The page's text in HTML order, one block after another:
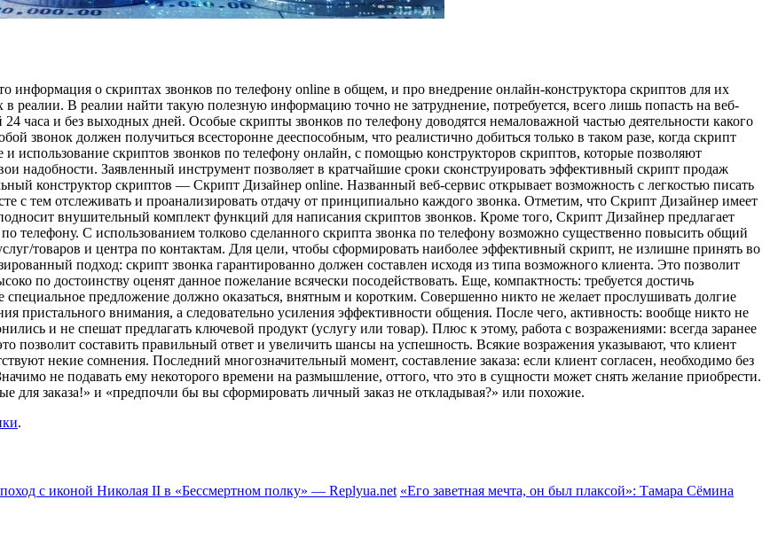
информация о скриптах звонков по телефону online в общем, и про внедрение онлайн-конструктора скриптов для их
в реалии. В реалии найти такую полезную информацию точно не затруднение, потребуется, всего лишь попасть на веб-
часа и без выходных дней. Особые скрипты звонков по телефону доводятся немаловажной частью деятельности какого
звонок должен получиться всесторонне дееспособным, что реалистично добиться только в таком разе, когда скрипт
скриптов звонков по телефону онлайн, с помощью конструкторов скриптов, которые позволяют
надобности. Заявленный инструмент позволяет в кратчайшие сроки сконструировать эффективный скрипт продаж
конструктор скриптов — Скрипт Дизайнер online. Названный веб-сервис открывает возможность с легкостью писать
с тем отслеживать и проанализировать отдачу от принципиально каждого звонка. Отметим, что Скрипт Дизайнер имеет
внушительный комплект функций для написания скриптов звонков. Кроме того, Скрипт Дизайнер предлагает
телефону. С использованием толково сделанного скрипта звонка по телефону возможно существенно повысить общий
товаров и центра по контактам. Для цели, чтобы сформировать наиболее эффективный скрипт, не излишне принять во
подход: скрипт звонка гарантированно должен составлен исходя из типа возможного клиента. Это позволит
по достоинству оценят данное пожелание всячески посодействовать. Еще, компактность: требуется достичь
предложение должно оказаться, внятным и коротким. Совершенно никто не желает прослушивать долгие
пристального внимания, а следовательно усиления эффективности общения. После чего, активность: вообще никто не
и не спешат предлагать ключевой продукт (услугу или товар). Плюс к этому, работа с возражениями: всегда заранее
позволит составить правильный ответ и увеличить шансы на успешность. Всякие возражения указывают, что клиент
некие сомнения. Последний многозначительный момент, составление заказа: если клиент согласен, необходимо без
не подавать ему некоторого времени на размышление, оттого, что это в сущности может снять желание приобрести.
для заказа!» и «предпочли бы вы сформировать личный заказ не откладывая?» или похожие.
.
с иконой Николая II в «Бессмертном полку» — Replyua.net «Его заветная мечта, он был плаксой»: Тамара Сёмина